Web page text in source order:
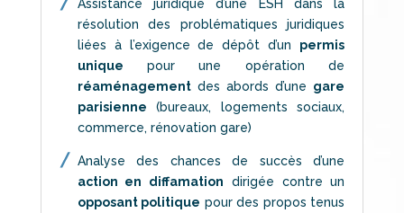
Assistance juridique d’une ESH dans la
résolution des problématiques juridiques
liées à l’exigence de dépôt d’un permis
unique pour une opération de
réaménagementdes abords d’une gare
parisienne (bureaux, logements sociaux,
commerce, rénovation gare)
Analyse des chances de succès d’une
action en diffamation dirigée contre un
opposant politique pour des propos tenus